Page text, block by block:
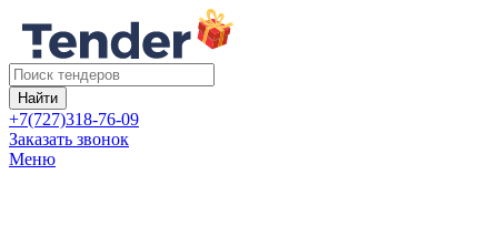
Найти
+7(727)318-76-09
Заказать звонок
Меню